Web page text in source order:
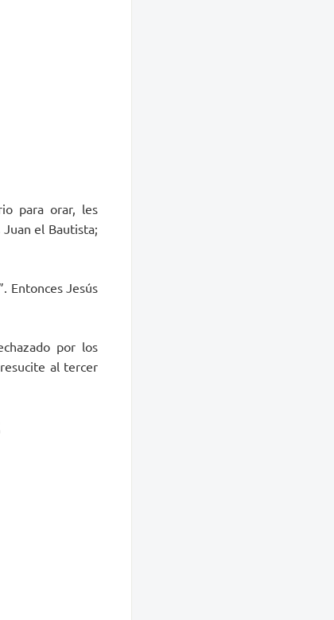
para orar, les
el Bautista;
Entonces Jesús
por los
al tercer